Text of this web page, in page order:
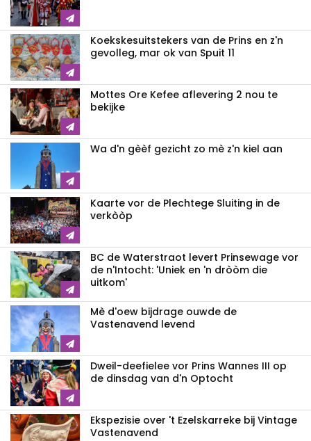
Koekskesuitstekers van de Prins en z'n
gevolleg, mar ok van Spuit 11
Mottes Ore Kefee aflevering 2 nou te
bekijke
Wa d'n gèèf gezicht zo mè z'n kiel aan
Kaarte vor de Plechtege Sluiting in de
verkòòp
BC de Waterstraot levert Prinsewage vor
de n'Intocht: 'Uniek en 'n dròòm die
uitkom'
Mè d'oew bijdrage ouwde de
Vastenavend levend
Dweil-deefielee vor Prins Wannes III op
de dinsdag van d'n Optocht
Ekspezisie over 't Ezelskarreke bij Vintage
Vastenavend